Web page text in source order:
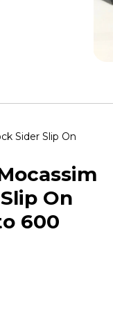
Sider Slip On
On
600